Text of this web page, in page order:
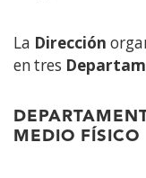
La Dirección
en tres
MEDIO FÍSICO